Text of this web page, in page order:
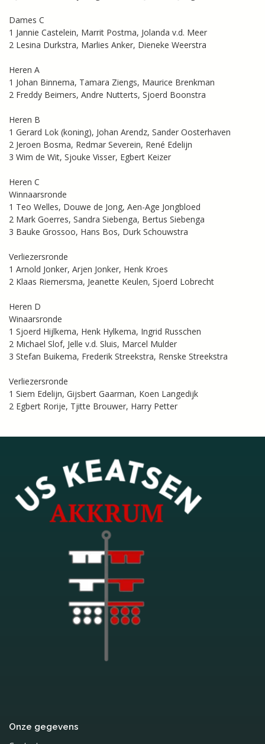
Dames C
1 Jannie Castelein, Marrit Postma, Jolanda v.d. Meer
2 Lesina Durkstra, Marlies Anker, Dieneke Weerstra
Heren A
1 Johan Binnema, Tamara Ziengs, Maurice Brenkman
2 Freddy Beimers, Andre Nutterts, Sjoerd Boonstra
Heren B
1 Gerard Lok (koning), Johan Arendz, Sander Oosterhaven
2 Jeroen Bosma, Redmar Severein, René Edelijn
3 Wim de Wit, Sjouke Visser, Egbert Keizer
Heren C
Winnaarsronde
1 Teo Welles, Douwe de Jong, Aen-Age Jongbloed
2 Mark Goerres, Sandra Siebenga, Bertus Siebenga
3 Bauke Grossoo, Hans Bos, Durk Schouwstra
Verliezersronde
1 Arnold Jonker, Arjen Jonker, Henk Kroes
2 Klaas Riemersma, Jeanette Keulen, Sjoerd Lobrecht
Heren D
Winaarsronde
1 Sjoerd Hijlkema, Henk Hylkema, Ingrid Russchen
2 Michael Slof, Jelle v.d. Sluis, Marcel Mulder
3 Stefan Buikema, Frederik Streekstra, Renske Streekstra
Verliezersronde
1 Siem Edelijn, Gijsbert Gaarman, Koen Langedijk
2 Egbert Rorije, Tjitte Brouwer, Harry Petter
Onze gegevens